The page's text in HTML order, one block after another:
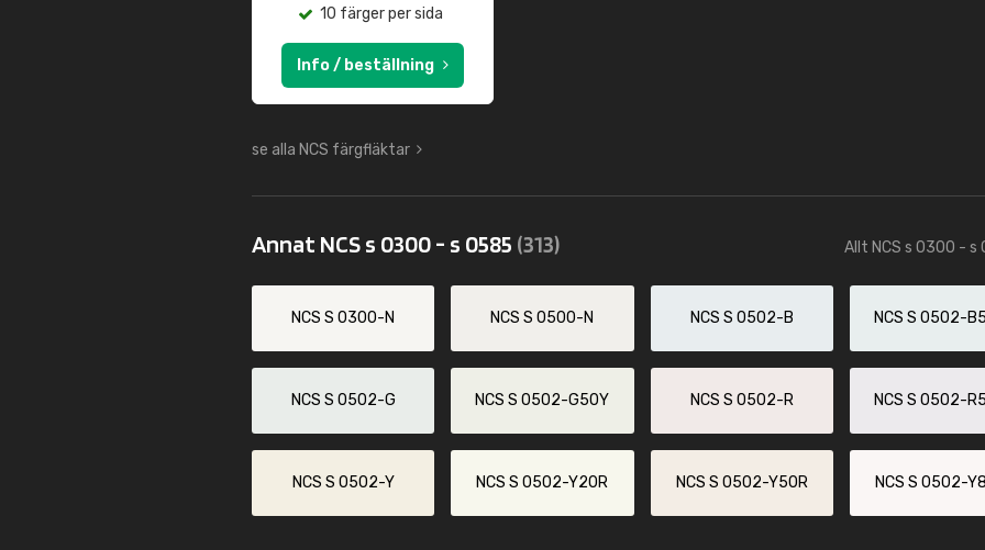
10 färger per sida
Info / beställning
se alla NCS färgfläktar
Annat NCS s 0300 - s 0585 (313) Allt NCS s 0300 - s
NCS S 0300-N NCS S 0500-N NCS S 0502-B NCS S 0502-
NCS S 0502-G NCS S 0502-G50Y NCS S 0502-R NCS S 0502-
NCS S 0502-Y NCS S 0502-Y20R NCS S 0502-Y50R NCS S 0502-